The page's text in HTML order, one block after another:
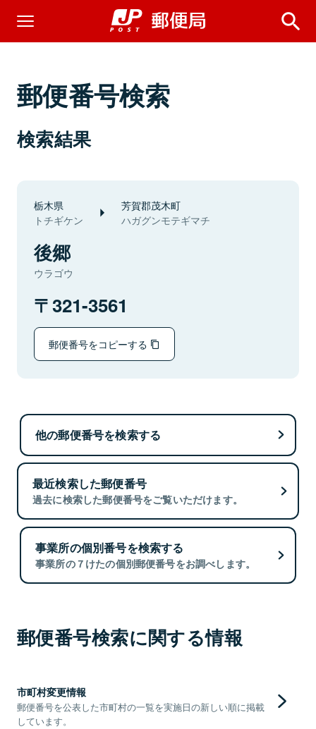
郵便番号検索
検索結果
栃木県
トチギケン
芳賀郡茂木町
ハガグンモテギマチ
後郷
ウラゴウ
321-3561
郵便番号をコピーする
他の郵便番号を検索する
最近検索した郵便番号
過去に検索した郵便番号をご覧いただけます。
事業所の個別番号を検索する
事業所の７けたの個別郵便番号をお調べします。
郵便番号検索に関する情報
市町村変更情報
郵便番号を公表した市町村の一覧を実施日の新しい順に掲載
しています。